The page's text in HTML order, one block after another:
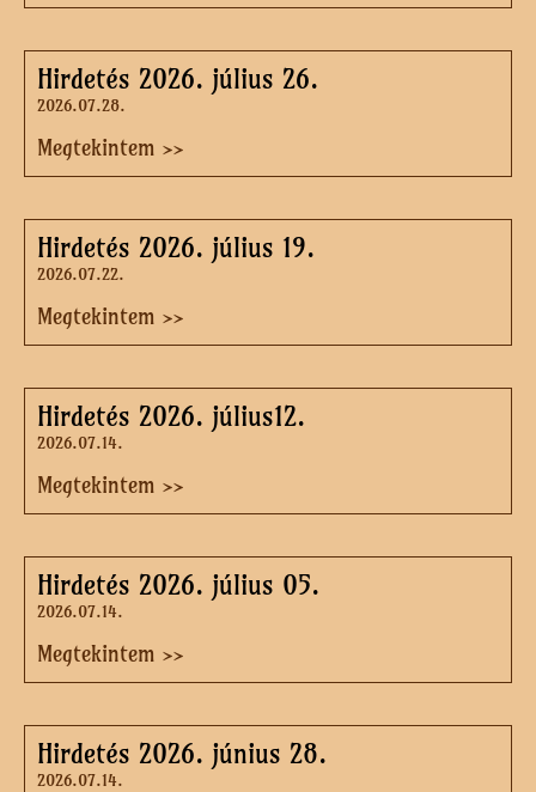
Hirdetés 2026. július 26.
2026.07.28.
Megtekintem >>
Hirdetés 2026. július 19.
2026.07.22.
Megtekintem >>
Hirdetés 2026. július12.
2026.07.14.
Megtekintem >>
Hirdetés 2026. július 05.
2026.07.14.
Megtekintem >>
Hirdetés 2026. június 28.
2026.07.14.